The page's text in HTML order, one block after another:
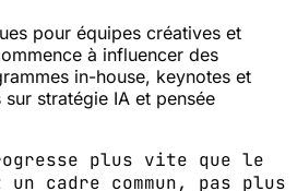
pour équipes créatives et
à influencer des
in-house, keynotes et
stratégie IA et pensée
plus vite que le
cadre commun, pas plus